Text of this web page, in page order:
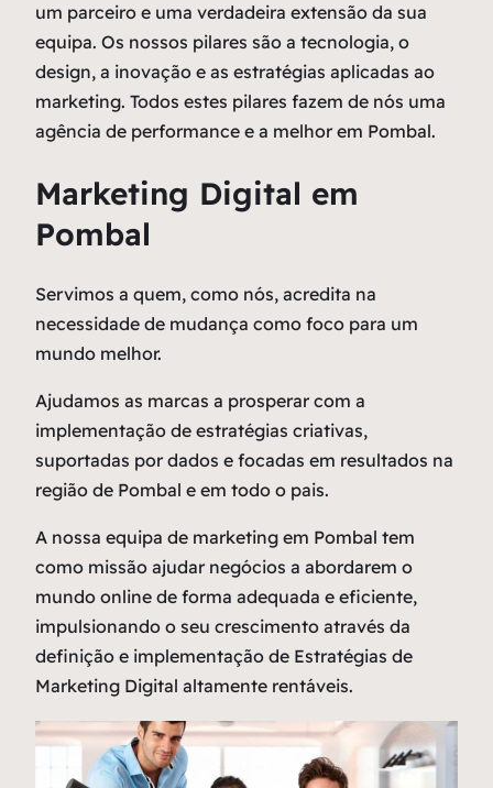
um parceiro e uma verdadeira extensão da sua
equipa. Os nossos pilares são a tecnologia, o
design, a inovação e as estratégias aplicadas ao
marketing. Todos estes pilares fazem de nós uma
agência de performance e a melhor em Pombal.
Marketing Digital em
Pombal
Servimos a quem, como nós, acredita na
necessidade de mudança como foco para um
mundo melhor.
Ajudamos as marcas a prosperar com a
implementação de estratégias criativas,
suportadas por dados e focadas em resultados na
região de Pombal e em todo o pais.
A nossa equipa de marketing em Pombal tem
como missão ajudar negócios a abordarem o
mundo online de forma adequada e eficiente,
impulsionando o seu crescimento através da
definição e implementação de Estratégias de
Marketing Digital altamente rentáveis.